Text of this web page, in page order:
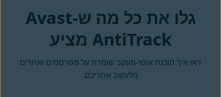
AntiTrack מציע
ראו איך תוכנת אנטי-מעקב שומרת על מפרסמים ואחרים
מלעקוב אחריכם.